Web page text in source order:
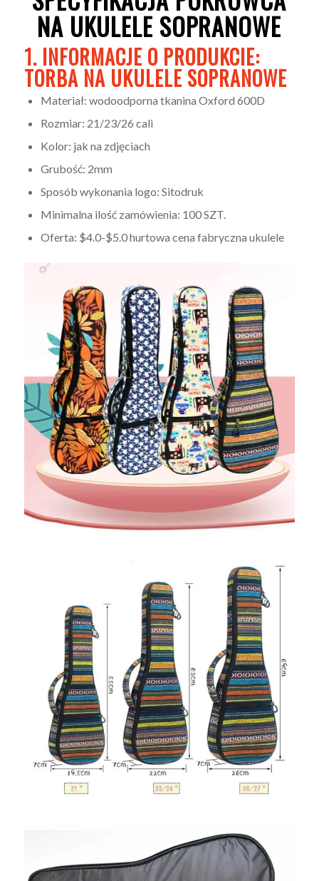
NA UKULELE SOPRANOWE
1. INFORMACJE O PRODUKCIE:
TORBA NA UKULELE SOPRANOWE
Materiał: wodoodporna tkanina Oxford 600D
Rozmiar: 21/23/26 cali
Kolor: jak na zdjęciach
Grubość: 2mm
Sposób wykonania logo: Sitodruk
Minimalna ilość zamówienia: 100 SZT.
Oferta: $4.0-$5.0 hurtowa cena fabryczna ukulele